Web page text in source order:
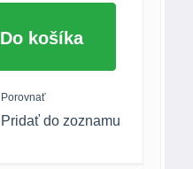
Do košíka
Porovnať
Pridať do zoznamu